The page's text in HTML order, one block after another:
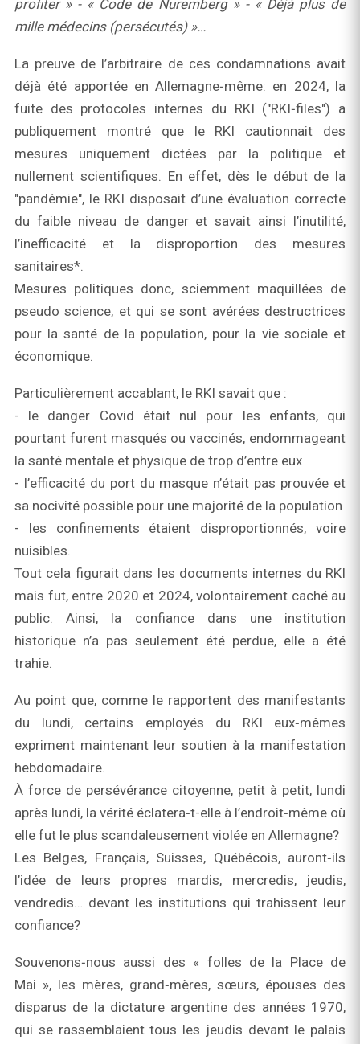
profiter » - « Code de Nuremberg » - « Déjà plus de
mille médecins (persécutés) »…
La preuve de l’arbitraire de ces condamnations avait
déjà été apportée en Allemagne‑même: en 2024, la
fuite des protocoles internes du RKI ("RKI‑files") a
publiquement montré que le RKI cautionnait des
mesures uniquement dictées par la politique et
nullement scientifiques. En effet, dès le début de la
"pandémie", le RKI disposait d’une évaluation correcte
du faible niveau de danger et savait ainsi l’inutilité,
l’inefficacité et la disproportion des mesures
sanitaires*.
Mesures politiques donc, sciemment maquillées de
pseudo science, et qui se sont avérées destructrices
pour la santé de la population, pour la vie sociale et
économique.
Particulièrement accablant, le RKI savait que :
- le danger Covid était nul pour les enfants, qui
pourtant furent masqués ou vaccinés, endommageant
la santé mentale et physique de trop d’entre eux
- l’efficacité du port du masque n’était pas prouvée et
sa nocivité possible pour une majorité de la population
- les confinements étaient disproportionnés, voire
nuisibles.
Tout cela figurait dans les documents internes du RKI
mais fut, entre 2020 et 2024, volontairement caché au
public. Ainsi, la confiance dans une institution
historique n’a pas seulement été perdue, elle a été
trahie.
Au point que, comme le rapportent des manifestants
du lundi, certains employés du RKI eux‑mêmes
expriment maintenant leur soutien à la manifestation
hebdomadaire.
À force de persévérance citoyenne, petit à petit, lundi
après lundi, la vérité éclatera‑t-elle à l’endroit‑même où
elle fut le plus scandaleusement violée en Allemagne?
Les Belges, Français, Suisses, Québécois, auront‑ils
l’idée de leurs propres mardis, mercredis, jeudis,
vendredis… devant les institutions qui trahissent leur
confiance?
Souvenons‑nous aussi des « folles de la Place de
Mai », les mères, grand‑mères, sœurs, épouses des
disparus de la dictature argentine des années 1970,
qui se rassemblaient tous les jeudis devant le palais